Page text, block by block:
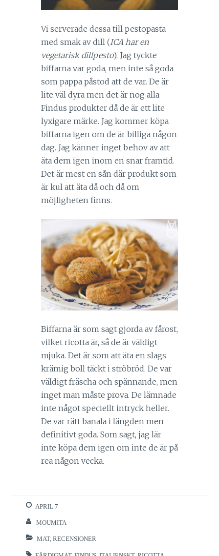
Vi serverade dessa till pestopasta
med smak av dill (ICA har en
vegetarisk dillpesto). Jag tyckte
biffarna var goda, men inte så goda
som pappa påstod att de var. De är
lite väl dyra men det är nog alla
Findus produkter då de är ett lite
lyxigare märke. Jag kommer köpa
biffarna igen om de är billiga någon
dag. Jag känner inget behov av att
äta dem igen inom en snar framtid.
Det är mest en sån där produkt som
är kul att äta då och då om
möjligheten finns.
Biffarna är som sagt gjorda av fårost,
vilket ricotta är, så de är väldigt
mjuka. Det är som att äta en slags
krämig boll täckt i ströbröd. De var
väldigt fräscha och spännande, men
inget man måste prova. De lämnade
inte något speciellt intryck heller.
De var rätt banala i längden men
definitivt goda. Som sagt, jag lär
inte köpa dem igen om inte de är på
rea någon vecka.
APRIL 7
MOUMITA
MAT,RECENSIONER